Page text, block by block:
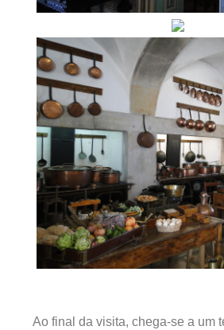
Ao final da visita, chega-se a um